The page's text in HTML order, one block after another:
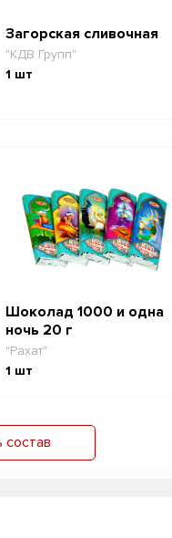
Загорская сливочная
"КДВ Групп"
1 шт
Шоколад 1000 и одна
ночь 20 г
"Рахат"
1 шт
состав